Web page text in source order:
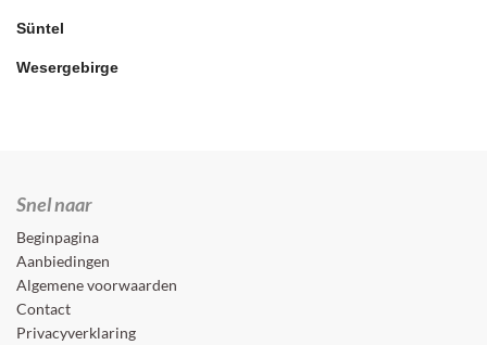
Süntel
Wesergebirge
Snel naar
Beginpagina
Aanbiedingen
Algemene voorwaarden
Contact
Privacyverklaring